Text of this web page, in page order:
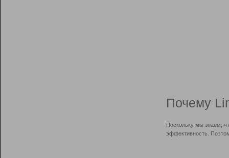
Почему
Поскольку мы знаем,
эффективность.